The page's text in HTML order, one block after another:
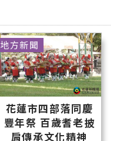
花蓮市四部落同慶
豐年祭 百歲耆老披
肩傳承文化精神
地方新聞